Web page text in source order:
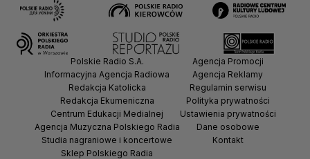
Polskie Radio S.A.
Informacyjna Agencja Radiowa
Redakcja Katolicka
Redakcja Ekumeniczna
Centrum Edukacji Medialnej
Agencja Muzyczna Polskiego Radia
Studia nagraniowe i koncertowe
Sklep Polskiego Radia
Agencja Promocji
Agencja Reklamy
Regulamin serwisu
Polityka prywatności
Ustawienia prywatności
Dane osobowe
Kontakt